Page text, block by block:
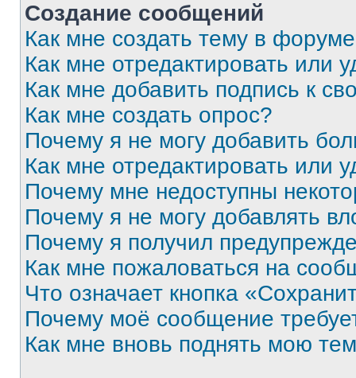
Создание сообщений
Как мне создать тему в
Как мне отредактировать или
Как мне добавить подпись к
Как мне создать опрос?
Почему я не могу добавить
Как мне отредактировать или
Почему мне недоступны
Почему я не могу добавлять
Почему я получил
Как мне пожаловаться на
Что означает кнопка
Почему моё сообщение
Как мне вновь поднять мою